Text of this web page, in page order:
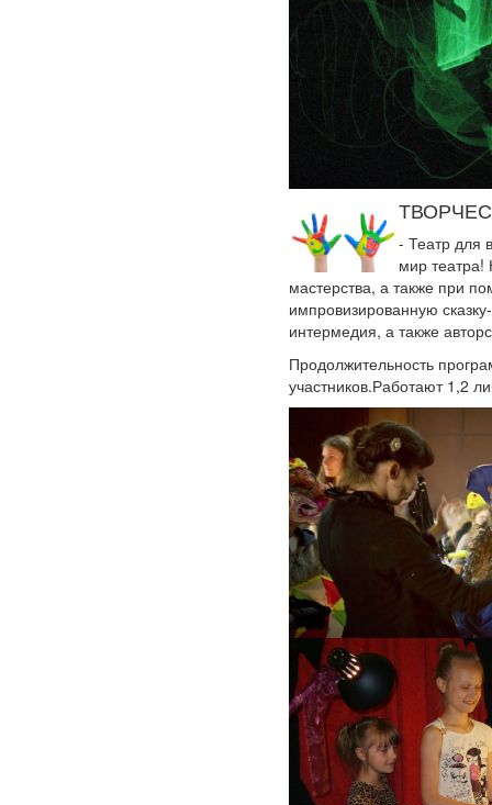
- Театр для
мир театра!
мастерства, а также при
импровизированную
интермедия, а также
Продолжительность
участников.Работают 1,2